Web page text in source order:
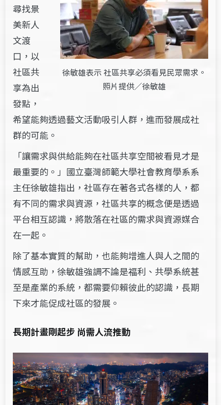
徐敏雄表示 社區共享必須看見民眾需求。
照片提供／徐敏雄
尋找景
美新人
文渡
口，以
社區共
享為出
發點，
希望能夠透過藝文活動吸引人群，進而發展成社
群的可能。
「讓需求與供給能夠在社區共享空間被看見才是
最重要的。」國立臺灣師範大學社會教育學系系
主任徐敏雄指出，社區存在著各式各樣的人，都
有不同的需求與資源，社區共享的概念便是透過
平台相互認識，將散落在社區的需求與資源媒合
在一起。
除了基本實質的幫助，也能夠增進人與人之間的
情感互助，徐敏雄強調不論是福利、共學系統甚
至是產業的系統，都需要仰賴彼此的認識，長期
下來才能促成社區的發展。
長期計畫剛起步 尚需人流推動